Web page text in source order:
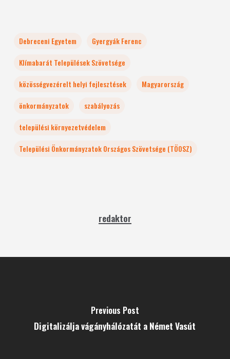
Debreceni Egyetem
Gyergyák Ferenc
Klímabarát Települések Szövetsége
közösségvezérelt helyi fejlesztések
Magyarország
önkormányzatok
szabályozás
települési környezetvédelem
Települési Önkormányzatok Országos Szövetsége (TÖOSZ)
redaktor
Previous Post
Digitalizálja vágány­hálózatát a Német Vasút